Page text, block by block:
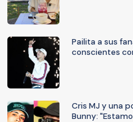
Pailita a sus
conscientes
Cris MJ y una
Bunny: